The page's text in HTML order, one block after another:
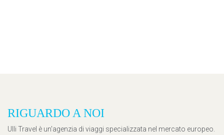
RIGUARDO A NOI
Ulli Travel è un'agenzia di viaggi specializzata nel mercato europeo.